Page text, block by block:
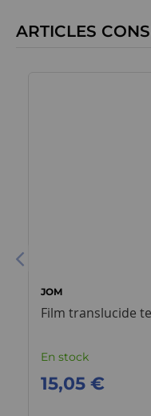
ARTICLES
JOM
Film translucide
En stock
15,05 €